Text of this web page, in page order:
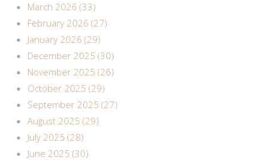
March 2026 (33)
February 2026 (27)
January 2026 (29)
December 2025 (30)
November 2025 (26)
October 2025 (29)
September 2025 (27)
August 2025 (29)
July 2025 (28)
June 2025 (30)